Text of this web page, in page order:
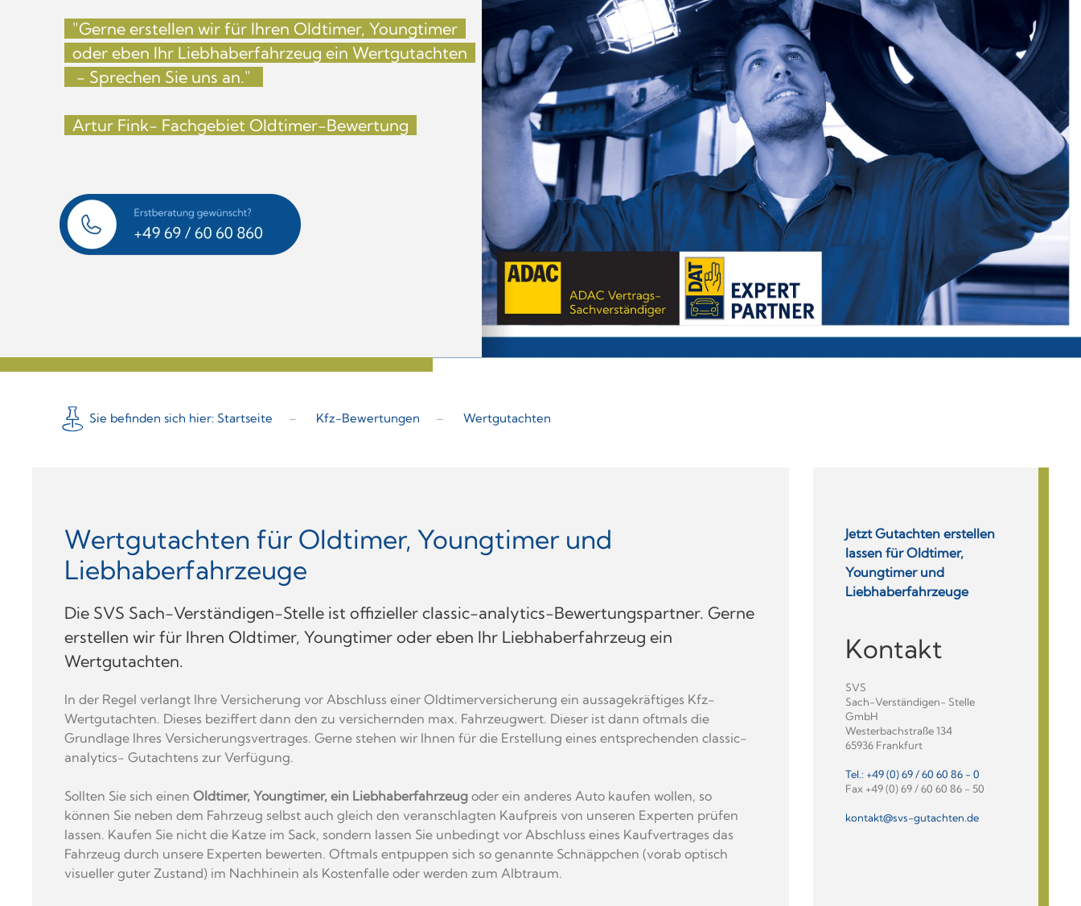
"Gerne erstellen wir für Ihren Oldtimer, Youngtimer
oder eben Ihr Liebhaberfahrzeug ein Wertgutachten
- Sprechen Sie uns an."
Artur Fink- Fachgebiet Oldtimer-Bewertung
Sie befinden sich hier: Startseite Kfz-Bewertungen Wertgutachten
Wertgutachten für Oldtimer, Youngtimer und
Liebhaber­fahrzeuge
Die SVS Sach-Verständigen-Stelle ist offizieller classic-analytics-Bewertungspartner. Gerne
erstellen wir für Ihren Oldtimer, Youngtimer oder eben Ihr Liebhaberfahrzeug ein
Wertgutachten.
In der Regel verlangt Ihre Versicherung vor Abschluss einer Oldtimerversicherung ein aussagekräftiges Kfz-
Wertgutachten. Dieses beziffert dann den zu versichernden max. Fahrzeugwert. Dieser ist dann oftmals die
Grundlage Ihres Versicherungsvertrages. Gerne stehen wir Ihnen für die Erstellung eines entsprechenden classic-
analytics- Gutachtens zur Verfügung.
Sollten Sie sich einen Oldtimer, Youngtimer, ein Liebhaberfahrzeug oder ein anderes Auto kaufen wollen, so
können Sie neben dem Fahrzeug selbst auch gleich den veranschlagten Kaufpreis von unseren Experten prüfen
lassen. Kaufen Sie nicht die Katze im Sack, sondern lassen Sie unbedingt vor Abschluss eines Kaufvertrages das
Fahrzeug durch unsere Experten bewerten. Oftmals entpuppen sich so genannte Schnäppchen (vorab optisch
visueller guter Zustand) im Nachhinein als Kostenfalle oder werden zum Albtraum.
Jetzt Gutachten erstellen
lassen für Oldtimer,
Youngtimer und
Liebhaberfahr­zeuge
Kontakt
SVS
Sach-Verständigen- Stelle
GmbH
Westerbachstraße 134
65936 Frankfurt
Tel.: +49 (0) 69 / 60 60 86 - 0
Fax +49 (0) 69 / 60 60 86 - 50
kontakt@svs-gutachten.de